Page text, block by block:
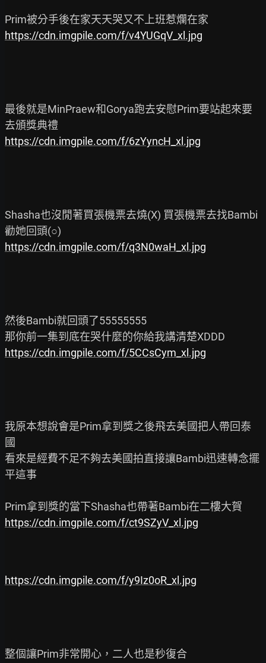
https://cdn.imgpile.com/f/v4YUGqV_xl.jpg
最後就是MinPraew和Gorya跑去安慰Prim要站起來要
https://cdn.imgpile.com/f/6zYyncH_xl.jpg
Shasha也沒閒著買張機票去燒(X) 買張機票去找Bambi
https://cdn.imgpile.com/f/q3N0waH_xl.jpg
然後Bambi就回頭了55555555
https://cdn.imgpile.com/f/5CCsCym_xl.jpg
我原本想說會是Prim拿到獎之後飛去美國把人帶回泰
國
看來是經費不足不夠去美國拍直接讓Bambi迅速轉念擺
平這事
https://cdn.imgpile.com/f/ct9SZyV_xl.jpg
https://cdn.imgpile.com/f/y9Iz0oR_xl.jpg